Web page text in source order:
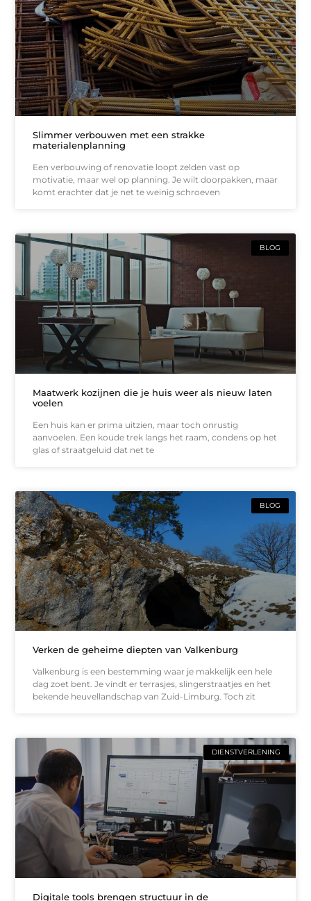
Slimmer verbouwen met een strakke
materialenplanning
Een verbouwing of renovatie loopt zelden vast op
motivatie, maar wel op planning. Je wilt doorpakken, maar
komt erachter dat je net te weinig schroeven
BLOG
Maatwerk kozijnen die je huis weer als nieuw laten
voelen
Een huis kan er prima uitzien, maar toch onrustig
aanvoelen. Een koude trek langs het raam, condens op het
glas of straatgeluid dat net te
BLOG
Verken de geheime diepten van Valkenburg
Valkenburg is een bestemming waar je makkelijk een hele
dag zoet bent. Je vindt er terrasjes, slingerstraatjes en het
bekende heuvellandschap van Zuid-Limburg. Toch zit
DIENSTVERLENING
Digitale tools brengen structuur in de